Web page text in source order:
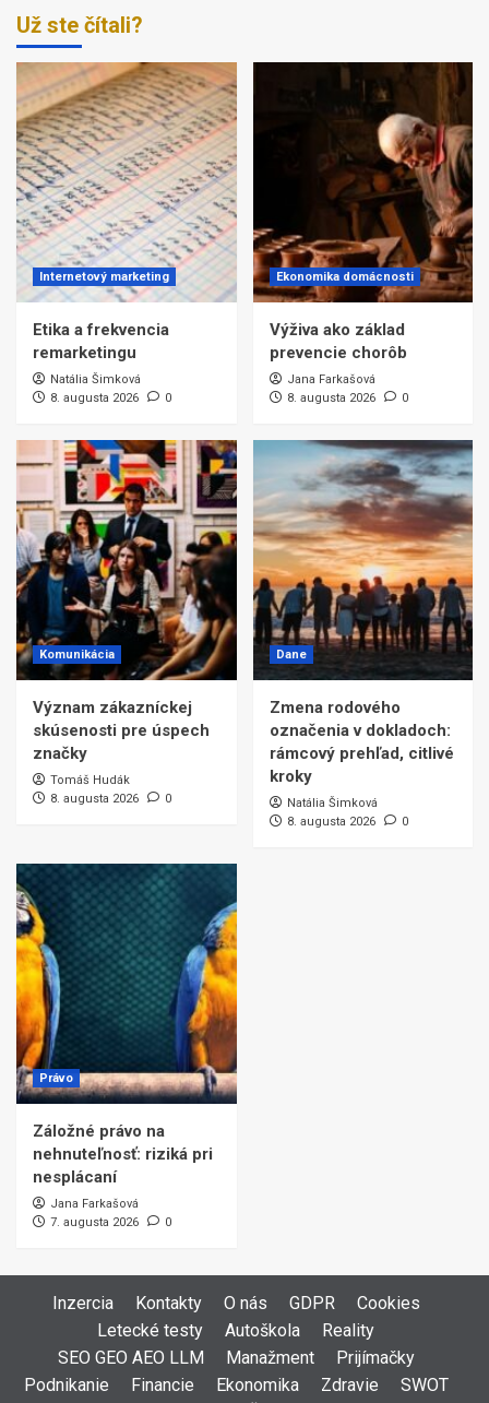
Už ste čítali?
Internetový marketing
Etika a frekvencia
remarketingu
Natália Šimková
8. augusta 2026
0
Ekonomika domácnosti
Výživa ako základ
prevencie chorôb
Jana Farkašová
8. augusta 2026
0
Komunikácia
Význam zákazníckej
skúsenosti pre úspech
značky
Tomáš Hudák
8. augusta 2026
0
Dane
Zmena rodového
označenia v dokladoch:
rámcový prehľad, citlivé
kroky
Natália Šimková
8. augusta 2026
0
Právo
Záložné právo na
nehnuteľnosť: riziká pri
nesplácaní
Jana Farkašová
7. augusta 2026
0
Inzercia Kontakty O nás GDPR
Cookies
Letecké testy
Autoškola
Reality
SEO GEO AEO LLM
Manažment
Prijímačky
Podnikanie
Financie Ekonomika Zdravie
SWOT